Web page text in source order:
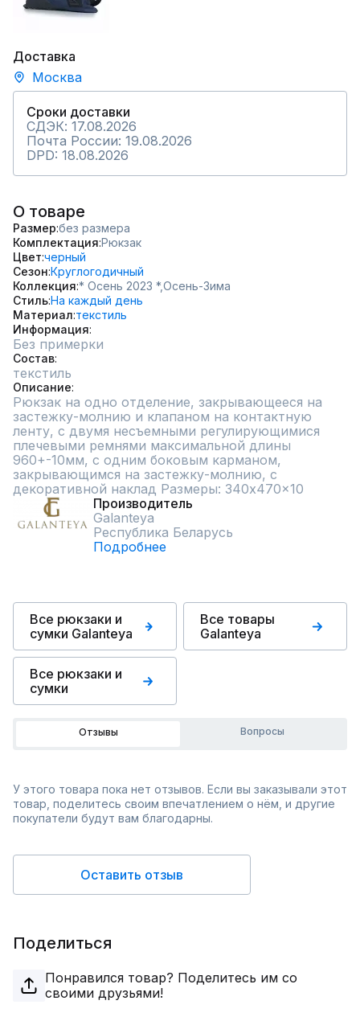
Доставка
Москва
Сроки доставки
СДЭК: 17.08.2026
Почта России: 19.08.2026
DPD: 18.08.2026
О товаре
Размер без размера
Комплектация Рюкзак
Цвет черный
Сезон Круглогодичный
Коллекция * Осень 2023 *,Осень-Зима
СтильНа каждый день
Материал текстиль
Информация
Без примерки
Состав
текстиль
Описание
Рюкзак на одно отделение, закрывающееся на
застежку-молнию и клапаном на контактную
ленту, с двумя несъемными регулирующимися
плечевыми ремнями максимальной длины
960+-10мм, с одним боковым карманом,
закрывающимся на застежку-молнию, с
декоративной наклад Размеры: 340x470x10
Производитель
Galanteya
Республика Беларусь
Подробнее
Все рюкзаки и
сумки Galanteya
Все товары
Galanteya
Все рюкзаки и
сумки
Отзывы Вопросы
У этого товара пока нет отзывов. Если вы заказывали этот
товар, поделитесь своим впечатлением о нём, и другие
покупатели будут вам благодарны.
Оставить отзыв
Поделиться
Понравился товар? Поделитесь им со
своими друзьями!